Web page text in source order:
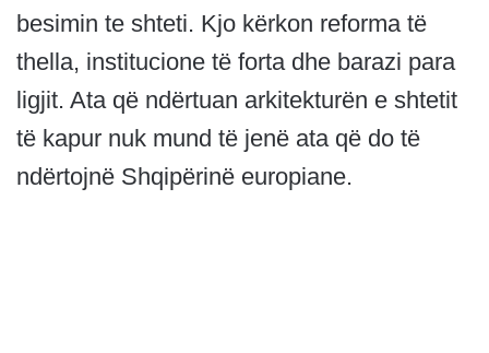
besimin te shteti. Kjo kërkon reforma të
thella, institucione të forta dhe barazi para
ligjit. Ata që ndërtuan arkitekturën e shtetit
të kapur nuk mund të jenë ata që do të
ndërtojnë Shqipërinë europiane.